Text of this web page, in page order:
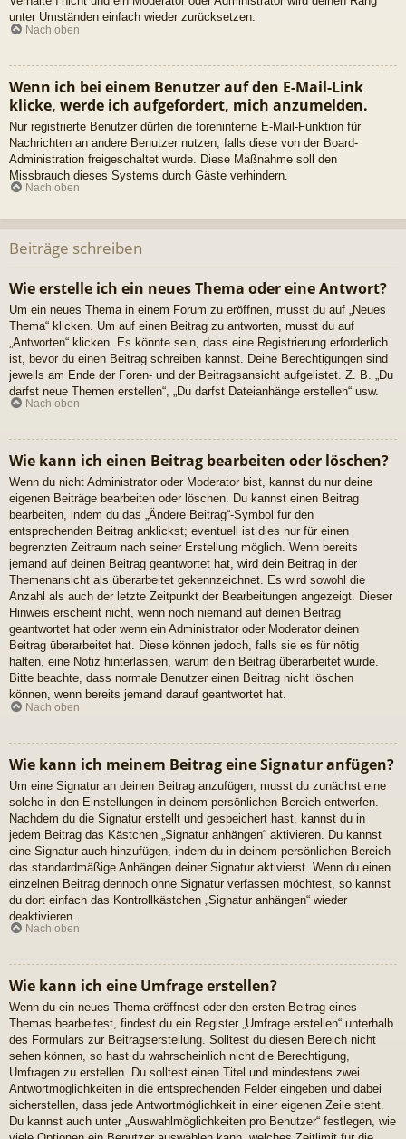
unter Umständen einfach wieder zurücksetzen.
Nach oben
Wenn ich bei einem Benutzer auf den E-Mail-Link
klicke, werde ich aufgefordert, mich anzumelden.
Nur registrierte Benutzer dürfen die foreninterne E-Mail-Funktion für
Nachrichten an andere Benutzer nutzen, falls diese von der Board-
Administration freigeschaltet wurde. Diese Maßnahme soll den
Missbrauch dieses Systems durch Gäste verhindern.
Nach oben
Beiträge schreiben
Wie erstelle ich ein neues Thema oder eine Antwort?
Um ein neues Thema in einem Forum zu eröffnen, musst du auf „Neues
Thema“ klicken. Um auf einen Beitrag zu antworten, musst du auf
„Antworten“ klicken. Es könnte sein, dass eine Registrierung erforderlich
ist, bevor du einen Beitrag schreiben kannst. Deine Berechtigungen sind
jeweils am Ende der Foren- und der Beitragsansicht aufgelistet. Z. B. „Du
darfst neue Themen erstellen“, „Du darfst Dateianhänge erstellen“ usw.
Nach oben
Wie kann ich einen Beitrag bearbeiten oder löschen?
Wenn du nicht Administrator oder Moderator bist, kannst du nur deine
eigenen Beiträge bearbeiten oder löschen. Du kannst einen Beitrag
bearbeiten, indem du das „Ändere Beitrag“-Symbol für den
entsprechenden Beitrag anklickst; eventuell ist dies nur für einen
begrenzten Zeitraum nach seiner Erstellung möglich. Wenn bereits
jemand auf deinen Beitrag geantwortet hat, wird dein Beitrag in der
Themenansicht als überarbeitet gekennzeichnet. Es wird sowohl die
Anzahl als auch der letzte Zeitpunkt der Bearbeitungen angezeigt. Dieser
Hinweis erscheint nicht, wenn noch niemand auf deinen Beitrag
geantwortet hat oder wenn ein Administrator oder Moderator deinen
Beitrag überarbeitet hat. Diese können jedoch, falls sie es für nötig
halten, eine Notiz hinterlassen, warum dein Beitrag überarbeitet wurde.
Bitte beachte, dass normale Benutzer einen Beitrag nicht löschen
können, wenn bereits jemand darauf geantwortet hat.
Nach oben
Wie kann ich meinem Beitrag eine Signatur anfügen?
Um eine Signatur an deinen Beitrag anzufügen, musst du zunächst eine
solche in den Einstellungen in deinem persönlichen Bereich entwerfen.
Nachdem du die Signatur erstellt und gespeichert hast, kannst du in
jedem Beitrag das Kästchen „Signatur anhängen“ aktivieren. Du kannst
eine Signatur auch hinzufügen, indem du in deinem persönlichen Bereich
das standardmäßige Anhängen deiner Signatur aktivierst. Wenn du einen
einzelnen Beitrag dennoch ohne Signatur verfassen möchtest, so kannst
du dort einfach das Kontrollkästchen „Signatur anhängen“ wieder
deaktivieren.
Nach oben
Wie kann ich eine Umfrage erstellen?
Wenn du ein neues Thema eröffnest oder den ersten Beitrag eines
Themas bearbeitest, findest du ein Register „Umfrage erstellen“ unterhalb
des Formulars zur Beitragserstellung. Solltest du diesen Bereich nicht
sehen können, so hast du wahrscheinlich nicht die Berechtigung,
Umfragen zu erstellen. Du solltest einen Titel und mindestens zwei
Antwortmöglichkeiten in die entsprechenden Felder eingeben und dabei
sicherstellen, dass jede Antwortmöglichkeit in einer eigenen Zeile steht.
Du kannst auch unter „Auswahlmöglichkeiten pro Benutzer“ festlegen, wie